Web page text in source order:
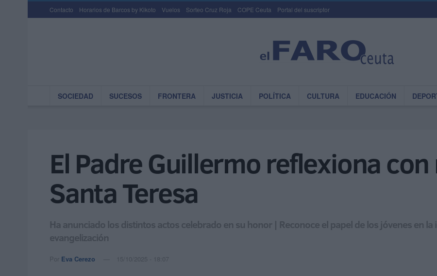
Contacto Horarios de Barcos by Kikoto Vuelos Sorteo Cruz Roja COPE Ceuta Portal del suscriptor
SOCIEDAD SUCESOS FRONTERA JUSTICIA POLÍTICA CULTURA EDUCACIÓN
El Padre Guillermo reflexiona
Santa Teresa
Ha anunciado los distintos actos celebrado en su honor | Reconoce el papel de los jóvenes en la
evangelización
Por Eva Cerezo 15/10/2025 - 18:07